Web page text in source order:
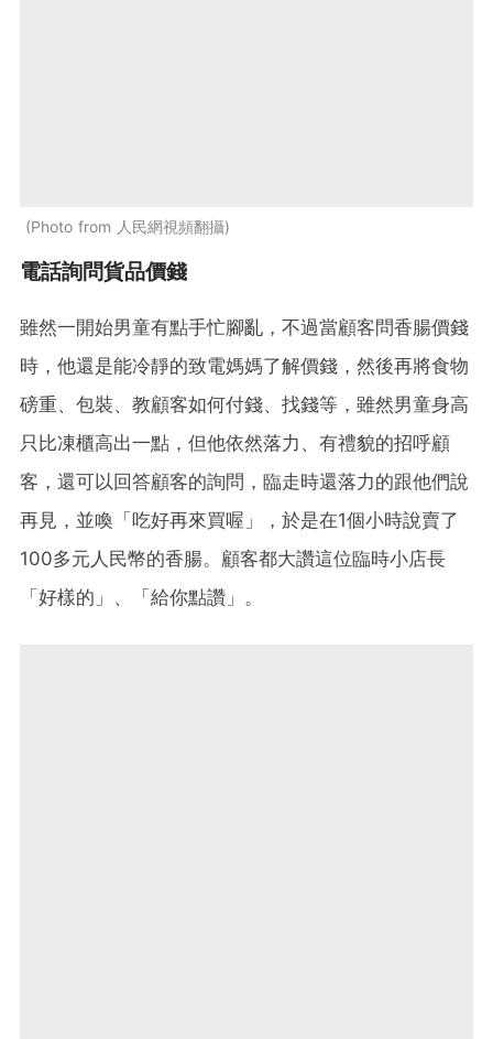
Photo from 人民網視頻翻攝
電話詢問貨品價錢
雖然一開始男童有點手忙腳亂，不過當顧客問香腸價錢
時，他還是能冷靜的致電媽媽了解價錢，然後再將食物
磅重、包裝、教顧客如何付錢、找錢等，雖然男童身高
只比凍櫃高出一點，但他依然落力、有禮貌的招呼顧
客，還可以回答顧客的詢問，臨走時還落力的跟他們說
再見，並喚「吃好再來買喔」，於是在1個小時說賣了
100多元人民幣的香腸。顧客都大讚這位臨時小店長
「好樣的」、「給你點讚」。